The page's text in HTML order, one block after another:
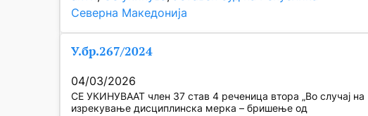
Северна Македонија
У.бр.267/2024
04/03/2026
СЕ УКИНУВААТ член 37 став 4 реченица втора „Во случај на
изрекување дисциплинска мерка – бришење од